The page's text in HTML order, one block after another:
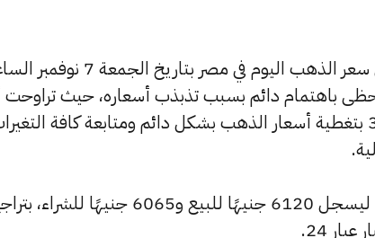
باهتمام دائم بسبب تذبذب أسعاره، حيث تراوحت
,ونقوم في مصر 365 بتغطية أسعار الذهب بشكل دائم ومتابعة كافة
24.